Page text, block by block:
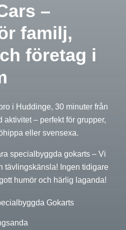
–
familj,
företag i
i Huddinge, 30 minuter från
aktivitet – perfekt för grupper,
eller svensexa.
specialbyggda gokarts – Vi
tävlingskänsla! Ingen tidigare
humör och härlig laganda!
Gokarts